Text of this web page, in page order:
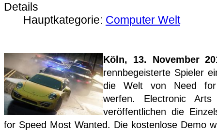
Details
Hauptkategorie: Computer Welt
Köln, 13. November
rennbegeisterte Spieler
die Welt von Need
werfen. Electronic
veröffentlichen die
for Speed Most Wanted. Die kostenlose Demo